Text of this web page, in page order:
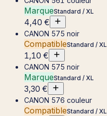
MarqueStandard / XL
4,40 €
CANON 575 noir
CompatibleStandard / XL
1,10 €
CANON 575 noir
MarqueStandard / XL
3,30 €
CANON 576 couleur
CompatibleStandard / XL